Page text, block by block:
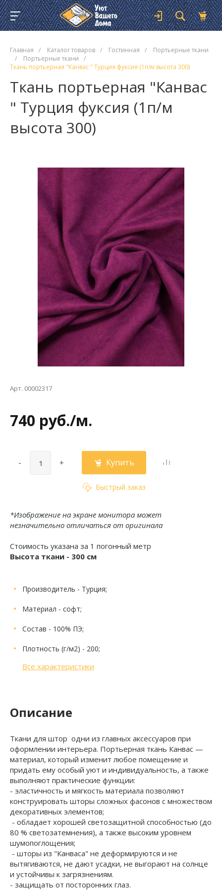
Главная / Каталог товаров / Гостинная /
Портьерные ткани
/
Портьерные ткани
/
Ткань портьерная "Канвас " Турция фуксия (1п/м высота 300)
Ткань портьерная "Канвас
" Турция фуксия (1п/м
высота 300)
Арт. 00002317
740 руб./м.
- + Купить
Быстрый заказ
*Изображение на экране монитора может
незначительно отличаться от оригинала
Стоимость указана за 1 погонный метр
Высота ткани - 300 см
Производитель - Турция;
Материал - софт;
Состав - 100% ПЭ;
Плотность (г/м2) - 200;
Все характеристики
Описание
Ткани для штор одни из главных аксессуаров при
оформлении интерьера. Портьерная ткань Канвас —
материал, который изменит любое помещение и
придать ему особый уют и индивидуальность, а также
выполняют практические функции:
- эластичность и мягкость материала позволяют
конструировать шторы сложных фасонов с множеством
декоративных элементов;
- обладает хорошей светозащитной способностью (до
80 % светозатемнения), а также высоким уровнем
шумопоглощения;
- шторы из "Канваса" не деформируются и не
вытягиваются, не дают усадки, не выгорают на солнце
и устойчивы к загрязнениям.
- защищать от посторонних глаз.